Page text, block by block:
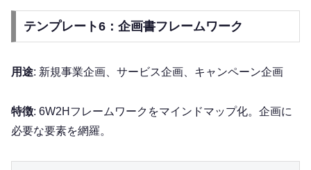
テンプレート6：企画書フレームワーク
用途: 新規事業企画、サービス企画、キャンペーン企画
特徴: 6W2Hフレームワークをマインドマップ化。企画に
必要な要素を網羅。